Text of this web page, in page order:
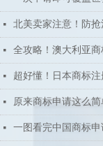
넷
넷 全攻略！澳大利亚商
넷 超好懂！日本商标注
넷
넷 一图看完中国商标申